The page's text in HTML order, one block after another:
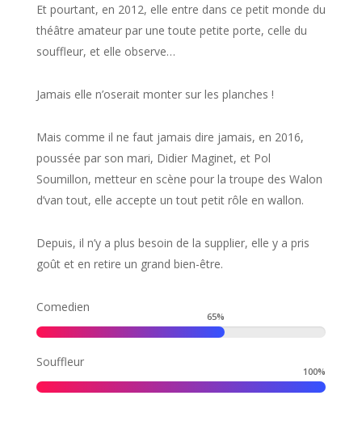
Et pourtant, en 2012, elle entre dans ce petit monde du
théâtre amateur par une toute petite porte, celle du
souffleur, et elle observe…
Jamais elle n’oserait monter sur les planches !
Mais comme il ne faut jamais dire jamais, en 2016,
poussée par son mari, Didier Maginet, et Pol
Soumillon, metteur en scène pour la troupe des Walon
d’van tout, elle accepte un tout petit rôle en wallon.
Depuis, il n’y a plus besoin de la supplier, elle y a pris
goût et en retire un grand bien-être.
Comedien
65%
Souffleur
100%